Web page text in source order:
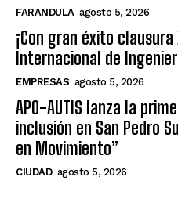
FARANDULA agosto 5, 2026
¡Con gran éxito clausura
Internacional de
EMPRESAS agosto 5, 2026
APO-AUTIS lanza la
inclusión en San Pedro
en Movimiento”
CIUDAD agosto 5, 2026